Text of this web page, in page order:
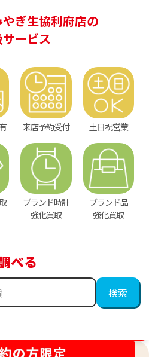
ぎ生協利府店の
ービス
来店予約受付 土日祝営業
ブランド時計
強化買取
ブランド品
強化買取
べる